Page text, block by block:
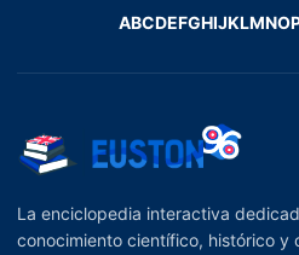
ABCDEFGHIJKLMNO
La enciclopedia interactiva
conocimiento científico, histórico y